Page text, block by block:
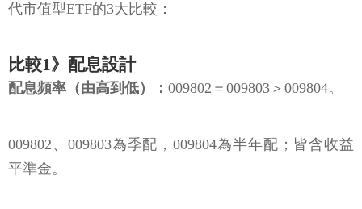
代市值型ETF的3大比較：
比較1》配息設計
配息頻率（由高到低）： 009802＝009803＞009804。
009802、009803為季配，009804為半年配；皆含收益
平準金。